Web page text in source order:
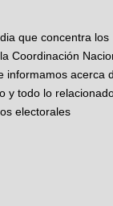
que concentra los
Coordinación
informamos acerca
y todo lo
electorales